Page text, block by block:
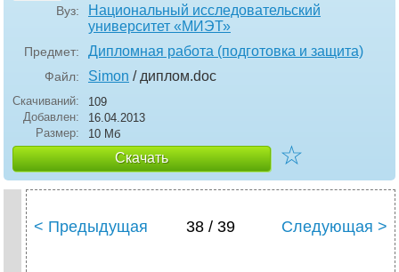
Вуз:
Национальный исследовательский
университет «МИЭТ»
Предмет: Дипломная работа (подготовка и защита)
Файл: Simon / диплом.doc
Скачиваний:
109
Добавлен:
16.04.2013
Размер:
10 Мб
Скачать ☆
< Предыдущая 38 / 39 Следующая >